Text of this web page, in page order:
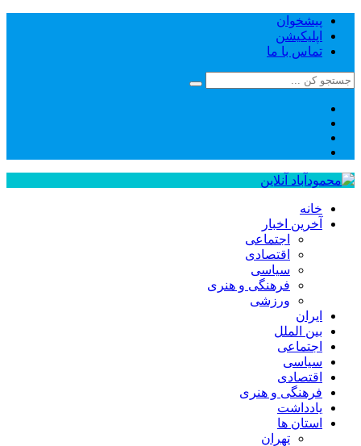
پیشخوان
اپلیکیشن
تماس با ما
خانه
آخرین اخبار
اجتماعی
اقتصادی
سیاسی
فرهنگی و هنری
ورزشی
ایران
بین الملل
اجتماعی
سیاسی
اقتصادی
فرهنگی و هنری
یادداشت
استان ها
تهران